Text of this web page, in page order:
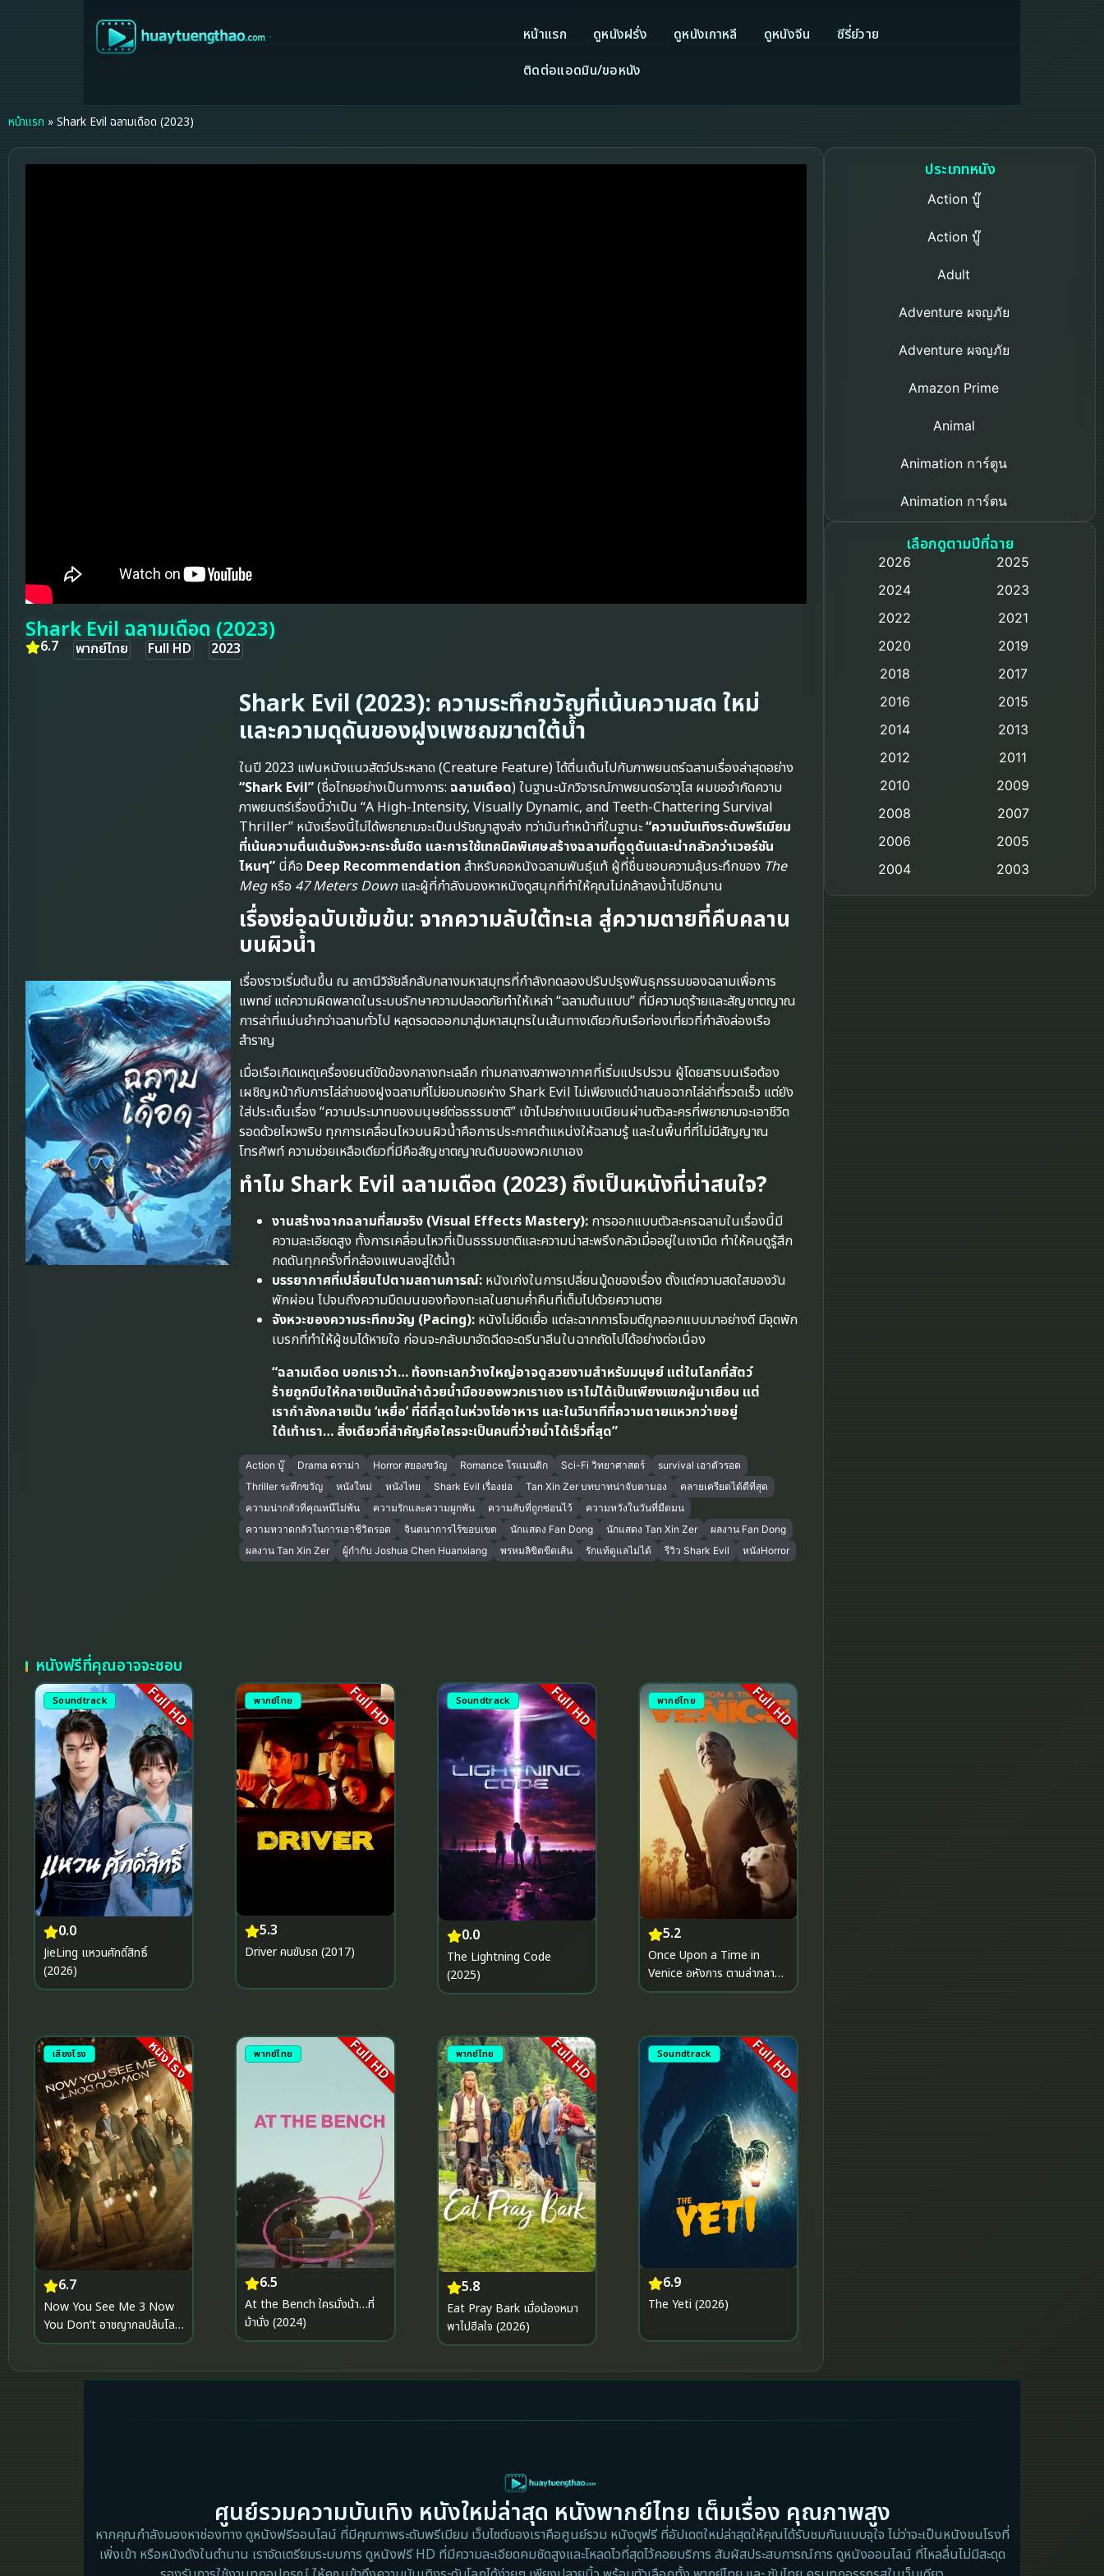
หน้าแรก ดูหนังฝรั่ง ดูหนังเกาหลี ดูหนังจีน
ซีรี่ย์วาย
ติดต่อแอดมิน/ขอหนัง
หน้าแรก » Shark Evil ฉลามเดือด (2023)
Shark Evil ฉลามเดือด (2023)
6.7 พากย์ไทย Full HD 2023
Shark Evil (2023): ความระทึกขวัญที่เน้นความสด ใหม่
และความดุดันของฝูงเพชฌฆาตใต้น้ำ
ในปี 2023 แฟนหนังแนวสัตว์ประหลาด (Creature Feature) ได้ตื่นเต้นไปกับภาพยนตร์ฉลามเรื่องล่าสุดอย่าง
“Shark Evil”(ชื่อไทยอย่างเป็นทางการ: ฉลามเดือด) ในฐานะนักวิจารณ์ภาพยนตร์อาวุโส ผมขอจำกัดความ
ภาพยนตร์เรื่องนี้ว่าเป็น “A High-Intensity, Visually Dynamic, and Teeth-Chattering Survival
Thriller” หนังเรื่องนี้ไม่ได้พยายามจะเป็นปรัชญาสูงส่ง ทว่ามันทำหน้าที่ในฐานะ“ความบันเทิงระดับพรีเมียม
ที่เน้นความตื่นเต้นจังหวะกระชั้นชิด และการใช้เทคนิคพิเศษสร้างฉลามที่ดูดุดันและน่ากลัวกว่าเวอร์ชัน
ไหนๆ” นี่คือ Deep Recommendation สำหรับคอหนังฉลามพันธุ์แท้ ผู้ที่ชื่นชอบความลุ้นระทึกของ The
Megหรือ 47 Meters Downและผู้ที่กำลังมองหาหนังดูสนุกที่ทำให้คุณไม่กล้าลงน้ำไปอีกนาน
เรื่องย่อฉบับเข้มข้น: จากความลับใต้ทะเล สู่ความตายที่คืบคลาน
บนผิวน้ำ
เรื่องราวเริ่มต้นขึ้น ณ สถานีวิจัยลึกลับกลางมหาสมุทรที่กำลังทดลองปรับปรุงพันธุกรรมของฉลามเพื่อการ
แพทย์ แต่ความผิดพลาดในระบบรักษาความปลอดภัยทำให้เหล่า “ฉลามต้นแบบ” ที่มีความดุร้ายและสัญชาตญาณ
การล่าที่แม่นยำกว่าฉลามทั่วไป หลุดรอดออกมาสู่มหาสมุทรในเส้นทางเดียวกับเรือท่องเที่ยวที่กำลังล่องเรือ
สำราญ
เมื่อเรือเกิดเหตุเครื่องยนต์ขัดข้องกลางทะเลลึก ท่ามกลางสภาพอากาศที่เริ่มแปรปรวน ผู้โดยสารบนเรือต้อง
เผชิญหน้ากับการไล่ล่าของฝูงฉลามที่ไม่ยอมถอยห่าง Shark Evil ไม่เพียงแต่นำเสนอฉากไล่ล่าที่รวดเร็ว แต่ยัง
ใส่ประเด็นเรื่อง “ความประมาทของมนุษย์ต่อธรรมชาติ” เข้าไปอย่างแนบเนียนผ่านตัวละครที่พยายามจะเอาชีวิต
รอดด้วยไหวพริบ ทุกการเคลื่อนไหวบนผิวน้ำคือการประกาศตำแหน่งให้ฉลามรู้ และในพื้นที่ที่ไม่มีสัญญาณ
โทรศัพท์ ความช่วยเหลือเดียวที่มีคือสัญชาตญาณดิบของพวกเขาเอง
ทำไม Shark Evil ฉลามเดือด (2023) ถึงเป็นหนังที่น่าสนใจ?
งานสร้างฉากฉลามที่สมจริง (Visual Effects Mastery): การออกแบบตัวละครฉลามในเรื่องนี้มี
ความละเอียดสูง ทั้งการเคลื่อนไหวที่เป็นธรรมชาติและความน่าสะพรึงกลัวเมื่ออยู่ในเงามืด ทำให้คนดูรู้สึก
กดดันทุกครั้งที่กล้องแพนลงสู่ใต้น้ำ
บรรยากาศที่เปลี่ยนไปตามสถานการณ์: หนังเก่งในการเปลี่ยนมู้ดของเรื่อง ตั้งแต่ความสดใสของวัน
พักผ่อน ไปจนถึงความมืดมนของท้องทะเลในยามค่ำคืนที่เต็มไปด้วยความตาย
จังหวะของความระทึกขวัญ (Pacing): หนังไม่ยืดเยื้อ แต่ละฉากการโจมตีถูกออกแบบมาอย่างดี มีจุดพัก
เบรกที่ทำให้ผู้ชมได้หายใจ ก่อนจะกลับมาอัดฉีดอะดรีนาลีนในฉากถัดไปได้อย่างต่อเนื่อง
“ฉลามเดือด บอกเราว่า… ท้องทะเลกว้างใหญ่อาจดูสวยงามสำหรับมนุษย์ แต่ในโลกที่สัตว์
ร้ายถูกบีบให้กลายเป็นนักล่าด้วยน้ำมือของพวกเราเอง เราไม่ได้เป็นเพียงแขกผู้มาเยือน แต่
เรากำลังกลายเป็น ‘เหยื่อ’ ที่ดีที่สุดในห่วงโซ่อาหาร และในวินาทีที่ความตายแหวกว่ายอยู่
ใต้เท้าเรา… สิ่งเดียวที่สำคัญคือใครจะเป็นคนที่ว่ายน้ำได้เร็วที่สุด”
Action บู๊ Drama ดราม่า Horror สยองขวัญ Romance โรแมนติก Sci-Fi วิทยาศาสตร์
survival เอาตัวรอด
Thriller ระทึกขวัญ
หนังใหม่ หนังไทย Shark Evil เรื่องย่อ Tan Xin Zer บทบาทน่าจับตามอง
คลายเครียดได้ดีที่สุด
ความน่ากลัวที่คุณหนีไม่พ้น
ความรักและความผูกพัน ความลับที่ถูกซ่อนไว้
ความหวังในวันที่มืดมน
ความหวาดกลัวในการเอาชีวิตรอด
จินตนาการไร้ขอบเขต นักแสดง Fan Dong นักแสดง Tan Xin Zer
ผลงาน Fan Dong
ผลงาน Tan Xin Zer
ผู้กำกับ Joshua Chen Huanxiang พรหมลิขิตขีดเส้น รักแท้ดูแลไม่ได้ รีวิว Shark Evil หนังHorror
หนังฟรีที่คุณอาจจะชอบ
Soundtrack Full HD
0.0
JieLing แหวนศักดิ์สิทธิ์
(2026)
พากย์ไทย Full HD
5.3
Driver คนขับรถ (2017)
Soundtrack Full HD
0.0
The Lightning Code
(2025)
พากย์ไทย Full HD
5.2
Once Upon a Time in
Venice อหังการ ตามล่ากลาง
กรุงเวนิส (2017)
เสียงโรง หนังโรง
6.7
Now You See Me 3 Now
You Don’t อาชญากลปล้นโลก
3 (2025)
พากย์ไทย Full HD
6.5
At the Bench ใครมั่งน้า…ที่
ม้านั่ง (2024)
พากย์ไทย Full HD
5.8
Eat Pray Bark เมื่อน้องหมา
พาไปฮีลใจ (2026)
Soundtrack Full HD
6.9
The Yeti (2026)
ประเภทหนัง
Action บู๊
Action บู๊
Adult
Adventure ผจญภัย
Adventure ผจญภัย
Amazon Prime
Animal
Animation การ์ตูน
Animation การ์ตูน
Based on a True Story เรื่องจริง
Biography ชีวิตจริง
Black Comedy
Crime อาชญากรรม
Crime อาชญากรรม
Monster
เลือกดูตามปีที่ฉาย
2026
2025
2024
2023
2022
2021
2020
2019
2018
2017
2016
2015
2014
2013
2012
2011
2010
2009
2008
2007
2006
2005
2004
2003
2002
2000
ศูนย์รวมความบันเทิง หนังใหม่ล่าสุด หนังพากย์ไทย เต็มเรื่อง คุณภาพสูง
หากคุณกำลังมองหาช่องทาง ดูหนังฟรีออนไลน์ ที่มีคุณภาพระดับพรีเมียม เว็บไซต์ของเราคือศูนย์รวม หนังดูฟรี ที่อัปเดตใหม่ล่าสุดให้คุณได้รับชมกันแบบจุใจ ไม่ว่าจะเป็นหนังชนโรงที่
เพิ่งเข้า หรือหนังดังในตำนาน เราจัดเตรียมระบบการ ดูหนังฟรี HD ที่มีความละเอียดคมชัดสูงและโหลดไวที่สุดไว้คอยบริการ สัมผัสประสบการณ์การ ดูหนังออนไลน์ ที่ไหลลื่นไม่มีสะดุด